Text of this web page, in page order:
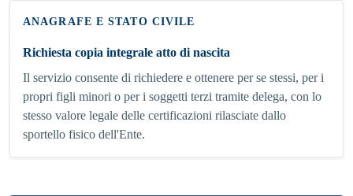
ANAGRAFE E STATO CIVILE
Richiesta copia integrale atto di nascita
Il servizio consente di richiedere e ottenere per se stessi, per i
propri figli minori o per i soggetti terzi tramite delega, con lo
stesso valore legale delle certificazioni rilasciate dallo
sportello fisico dell'Ente.